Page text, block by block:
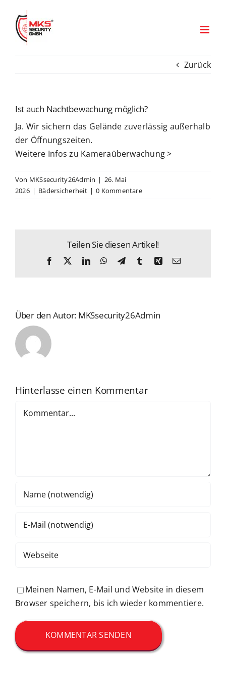
Inhalt
springen
Zurück
Ist auch Nachtbewachung möglich?
Ja. Wir sichern das Gelände zuverlässig außerhalb
der Öffnungszeiten.
Weitere Infos zu Kameraüberwachung >
Von MKSsecurity26Admin | 26. Mai
2026 | Bädersicherheit | 0 Kommentare
Teilen Sie diesen Artikel!
Facebook LinkedInWhatsApp
TelegramTumblrXing E-
Über den Autor: MKSsecurity26Admin
Hinterlasse einen Kommentar
Meinen Namen, E-Mail und Website in diesem
Browser speichern, bis ich wieder kommentiere.